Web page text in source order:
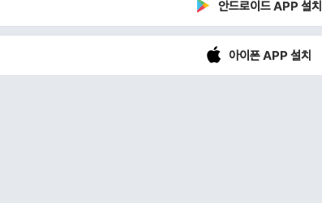
안드로이드 APP 설치
아이폰 APP 설치